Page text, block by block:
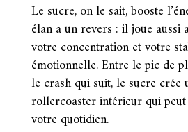
Le sucre, on le sait, booste
élan a un revers : il joue aussi
votre concentration et votre
émotionnelle. Entre le pic de
le crash qui suit, le sucre crée
rollercoaster intérieur qui
votre quotidien.